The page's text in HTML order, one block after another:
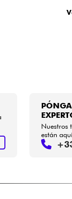
Nuestros
están